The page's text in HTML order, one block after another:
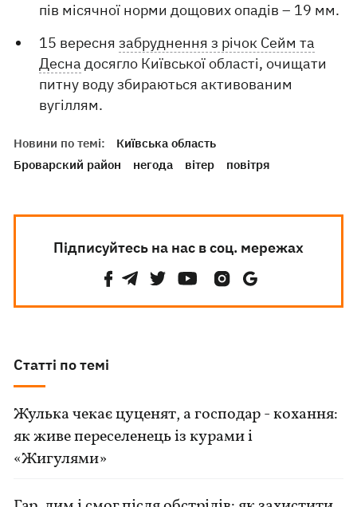
пів місячної норми дощових опадів – 19 мм.
15 вереснязабруднення з річок Сейм та
Десна досягло Київської області, очищати
питну воду збираються активованим
вугіллям.
Новини по темі:
Київська область
Броварский район
негода вітер повітря
Підписуйтесь на нас в соц. мережах
Статті по темі
Жулька чекає цуценят, а господар - кохання:
як живе переселенець із курами і
«Жигулями»